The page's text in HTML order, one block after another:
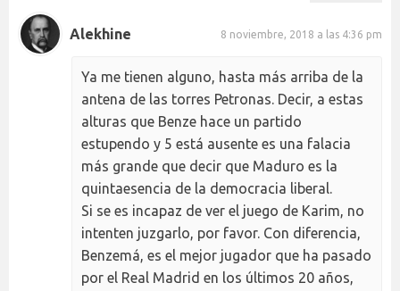
Alekhine 8 noviembre, 2018 a las 4:36 pm
Ya me tienen alguno, hasta más arriba de la
antena de las torres Petronas. Decir, a estas
alturas que Benze hace un partido
estupendo y 5 está ausente es una falacia
más grande que decir que Maduro es la
quintaesencia de la democracia liberal.
Si se es incapaz de ver el juego de Karim, no
intenten juzgarlo, por favor. Con diferencia,
Benzemá, es el mejor jugador que ha pasado
por el Real Madrid en los últimos 20 años,